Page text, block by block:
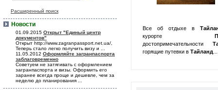
Расширенный поиск
Новости
01.09.2015 Открыт "Единый центр
документов"
Открыт http://www.zagranpassport.net.ua/,
Теперь стало легко получить визу и ...
11.05.2012 Оформляйте загранпаспорта
заблаговременно
Советуем не затягивать с оформлением
загранпаспорта и визы. Оформить его
заранее всегда проще и дешевле, чем за
неделю до планирования ...
Все об отдыхе в
курорте
достопримечательности
горящие путевки в Тайланд